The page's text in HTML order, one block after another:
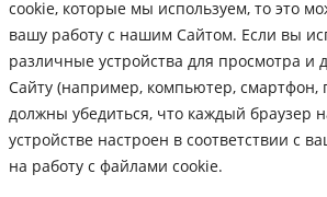
cookie, которые мы используем, то это
вашу работу с нашим Сайтом. Если вы
различные устройства для просмотра и
Сайту (например, компьютер, смартфон,
должны убедиться, что каждый браузер
устройстве настроен в соответствии с
на работу с файлами cookie.